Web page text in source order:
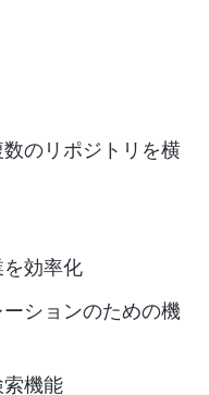
のリポジトリを横
効率化
ションのための機
機能